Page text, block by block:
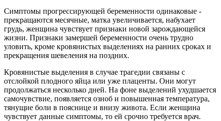
Симптомы прогрессирующей беременности одинаковые -
прекращаются месячные, матка увеличивается, набухает
грудь, женщина чувствует признаки новой зарождающейся
жизни. Признаки замершей беременности очень трудно
уловить, кроме кровянистых выделениях на ранних сроках и
прекращения шевеления на поздних.
Кровянистые выделения в случае трагедии связаны с
отслойкой плодного яйца или уже плаценты. Они могут
продолжаться несколько дней. На фоне выделений ухудшается
самочувствие, появляется озноб и повышенная температура,
тянущие боли в пояснице и внизу живота. Если женщина
чувствует данные симптомы, то ей срочно требуется врач.